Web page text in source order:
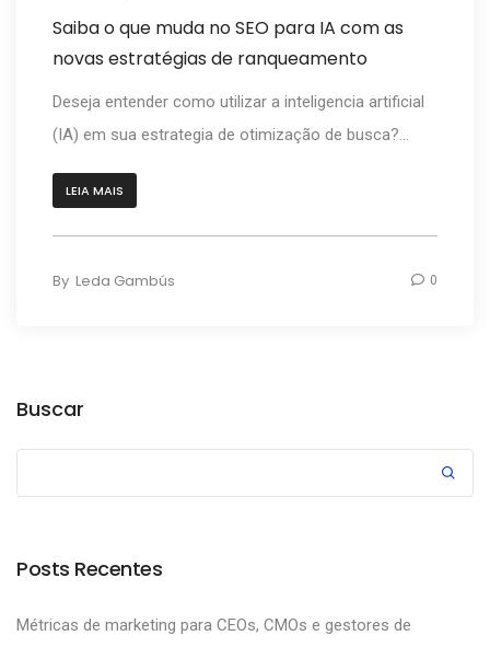
Saiba o que muda no SEO para IA com as
novas estratégias de ranqueamento
Deseja entender como utilizar a inteligencia artificial
(IA) em sua estrategia de otimização de busca?...
LEIA MAIS
By Leda Gambús 0
Buscar
Posts Recentes
Métricas de marketing para CEOs, CMOs e gestores de